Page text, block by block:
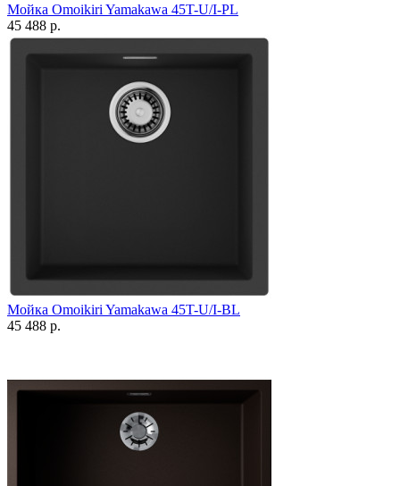
Мойка Omoikiri Yamakawa 45T-U/I-PL
45 488 р.
Мойка Omoikiri Yamakawa 45T-U/I-BL
45 488 р.